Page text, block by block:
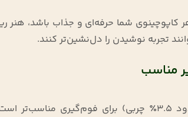
کاپوچینوی شما حرفه‌ای و جذاب باشد، هنر
تجربه نوشیدن را دل‌نشین‌تر کنند.
مناسب
شیر پرچرب (با حدود ۳.۵٪ چربی) برای